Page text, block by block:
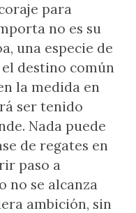
para
no es su
una especie de
el destino común
la medida en
ser tenido
Nada puede
de regates en
paso a
no se alcanza
ambición, sin